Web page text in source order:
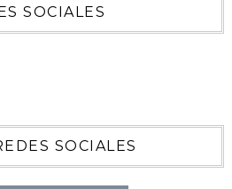
SOCIALES
SOCIALES